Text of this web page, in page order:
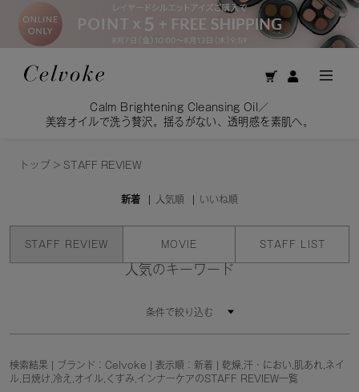
Calm Brightening Cleansing Oil／
美容オイルで洗う贅沢。揺るがない、透明感を素肌へ。
トップ > STAFF REVIEW
新着 人気順 いいね順
STAFF REVIEW MOVIE STAFF LIST
人気のキーワード
条件で絞り込む
検索結果 | ブランド：Celvoke | 表示順：新着 | 乾燥,汗・におい,肌あれ,ネイ
ル,日焼け,冷え,オイル,くすみ,インナーケアのSTAFF REVIEW一覧